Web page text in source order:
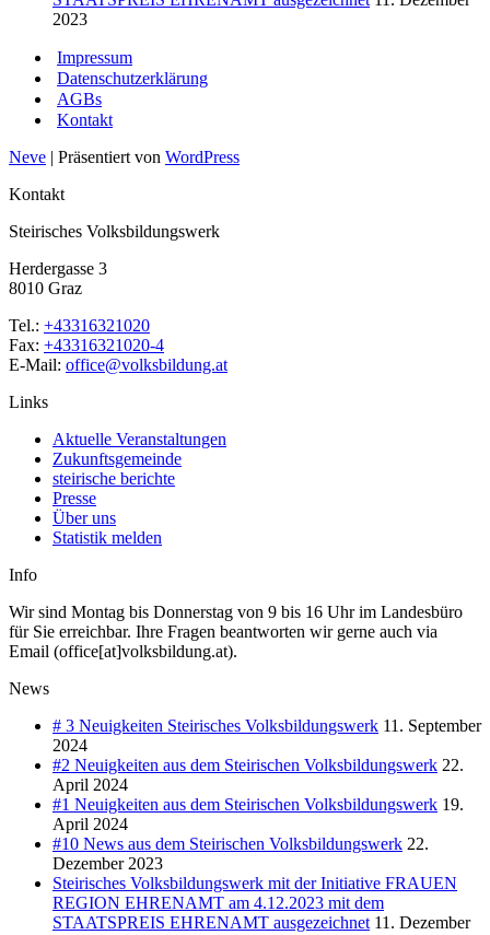
2023
Impressum
Datenschutzerklärung
AGBs
Kontakt
Neve | Präsentiert von WordPress
Kontakt
Steirisches Volksbildungswerk
Herdergasse 3
8010 Graz
Tel.: +43316321020
Fax: +43316321020-4
E-Mail: office@volksbildung.at
Links
Aktuelle Veranstaltungen
Zukunftsgemeinde
steirische berichte
Presse
Über uns
Statistik melden
Info
Wir sind Montag bis Donnerstag von 9 bis 16 Uhr im Landesbüro
für Sie erreichbar. Ihre Fragen beantworten wir gerne auch via
Email (office[at]volksbildung.at).
News
# 3 Neuigkeiten Steirisches Volksbildungswerk 11. September
2024
#2 Neuigkeiten aus dem Steirischen Volksbildungswerk 22.
April 2024
#1 Neuigkeiten aus dem Steirischen Volksbildungswerk 19.
April 2024
#10 News aus dem Steirischen Volksbildungswerk 22.
Dezember 2023
Steirisches Volksbildungswerk mit der Initiative FRAUEN
REGION EHRENAMT am 4.12.2023 mit dem
STAATSPREIS EHRENAMT ausgezeichnet 11. Dezember